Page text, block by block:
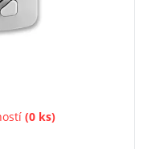
(0 ks)